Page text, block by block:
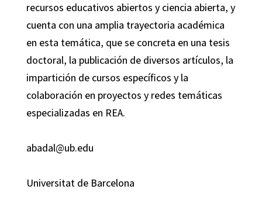
recursos educativos abiertos y ciencia abierta, y
cuenta con una amplia trayectoria académica
en esta temática, que se concreta en una tesis
doctoral, la publicación de diversos artículos, la
impartición de cursos específicos y la
colaboración en proyectos y redes temáticas
especializadas en REA.
abadal@ub.edu
Universitat de Barcelona